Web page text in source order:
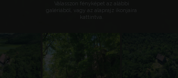
Válasszon fényképet az alábbi
galériából, vagy az alaprajz ikonjaira
kattintva.